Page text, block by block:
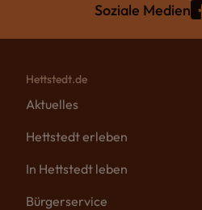
Soziale Medien
Hettstedt.de
Aktuelles
Hettstedt erleben
In Hettstedt leben
Bürgerservice